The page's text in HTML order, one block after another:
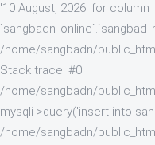
'10 August, 2026' for column
/home/sangbadn/
Stack trace: #0
/home/sangbadn/
mysqli->query('insert into
/home/sangbadn/